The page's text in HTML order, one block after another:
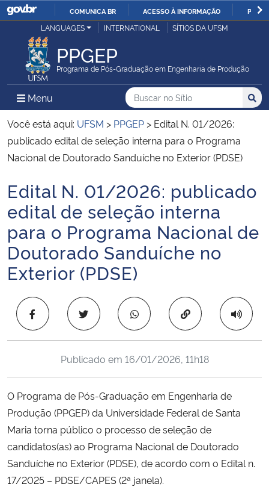
IR
COMUNICA BR ACESSO À INFORMAÇÃO
Ministério da Justiça e Segurança Pública
Ministério da Defesa
Ministério das Relações Exteriores
Ministério da Economia
Ministério da Infraestrutura
Ministério da Agricultura, Pecuária e Abastecimento
Ministério da Educação
Ministério da Cidadania
Ministério da Saúde
Ministério de Minas e Energia
Ministério da Ciência, Tecnologia, Inovações e Comunicações
Ministério do Meio Ambiente
Ministério do Turismo
Ministério do Desenvolvimento Regional
LANGUAGES INTERNATIONAL SÍTIOS DA UFSM
PPGEP
Programa de Pós-Graduação em Engenharia de Produção
Menu Menu Principal do Sítio
Busca
Buscar no no Sítio
Busca:
Você está aqui: UFSM > PPGEP > Edital N. 01/2026:
publicado edital de seleção interna para o Programa
Nacional de Doutorado Sanduíche no Exterior (PDSE)
Início do conteúdo
Edital N. 01/2026: publicado
edital de seleção interna
para o Programa Nacional de
Doutorado Sanduíche no
Exterior (PDSE)
Copiar para área
Publicado em 16/01/2026, 11h18
O Programa de Pós-Graduação em Engenharia de
Produção (PPGEP) da Universidade Federal de Santa
Maria torna público o processo de seleção de
candidatos(as) ao Programa Nacional de Doutorado
Sanduíche no Exterior (PDSE), de acordo com o Edital n.
17/2025 – PDSE/CAPES (2ª janela).